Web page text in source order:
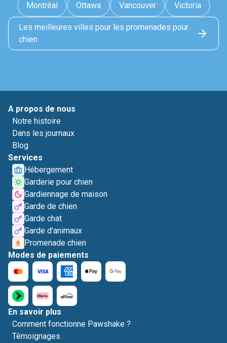
Montréal Ottawa Vancouver Victoria
Les meilleures villes pour les promenades pour
chien
A propos de nous
Notre histoire
Dans les journaux
Blog
Services
Hébergement
Garderie pour chien
Gardiennage de maison
Garde de chien
Garde chat
Garde d'animaux
Promenade chien
Modes de paiements
En savoir plus
Comment fonctionne Pawshake ?
Témoignages